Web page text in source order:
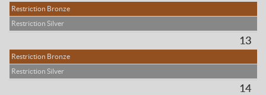
Restriction Silver
Restriction Silver
Restriction Bronze
Restriction Bronze
13
14